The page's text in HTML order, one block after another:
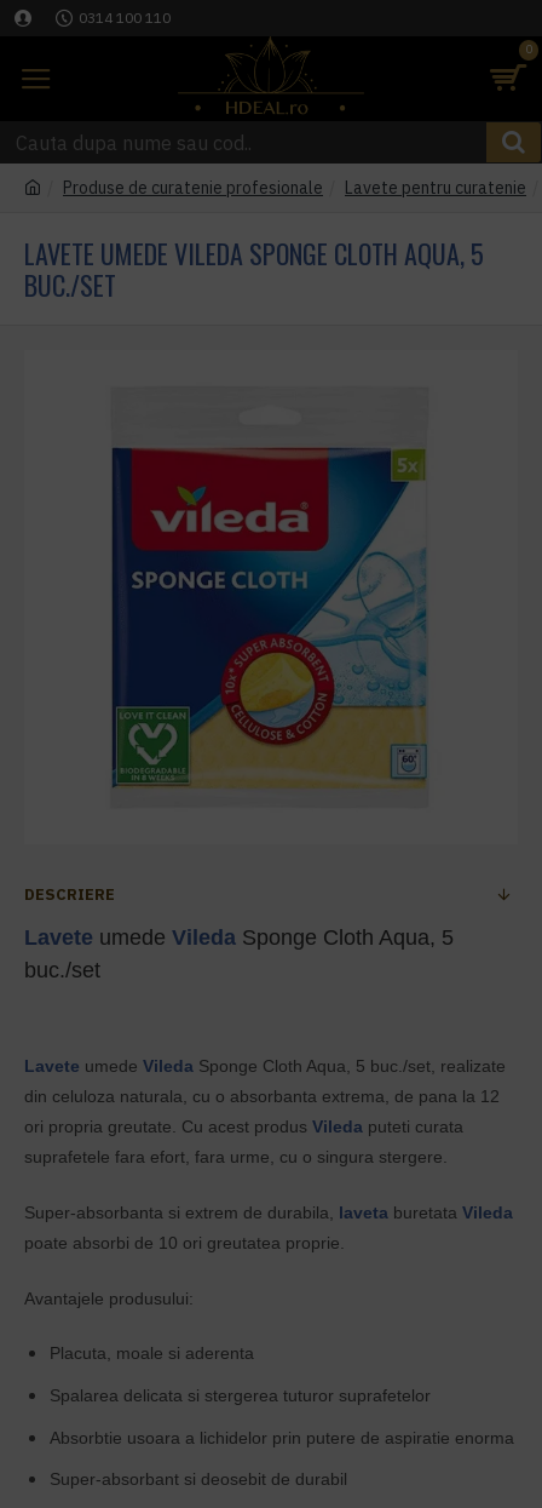
0314 100 110
0
Produse de curatenie profesionale Lavete pentru curatenie
LAVETE UMEDE VILEDA SPONGE CLOTH AQUA, 5
BUC./SET
DESCRIERE
Lavete umede Vileda Sponge Cloth Aqua, 5
buc./set
Lavete umede Vileda Sponge Cloth Aqua, 5 buc./set, realizate
din celuloza naturala, cu o absorbanta extrema, de pana la 12
ori propria greutate. Cu acest produs Vileda puteti curata
suprafetele fara efort, fara urme, cu o singura stergere.
Super-absorbanta si extrem de durabila, laveta buretata Vileda
poate absorbi de 10 ori greutatea proprie.
Avantajele produsului:
Placuta, moale si aderenta
Spalarea delicata si stergerea tuturor suprafetelor
Absorbtie usoara a lichidelor prin putere de aspiratie enorma
Super-absorbant si deosebit de durabil